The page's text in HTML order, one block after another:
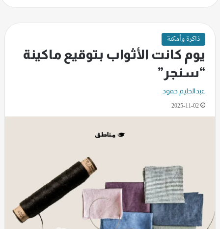
ذاكرة وأمكنة
يوم كانت الأثواب بتوقيع ماكينة
“سنجر”
عبدالحليم حمود
2025-11-02